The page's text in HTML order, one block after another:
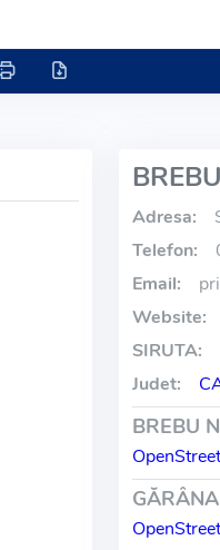
Adresa:
Telefon:
Email:
Website:
SIRUTA:
Judet:
BREBU
GĂRÂNA